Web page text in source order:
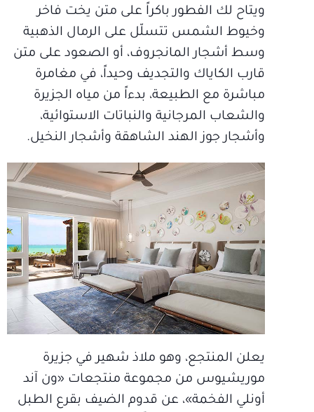
ويتاح لك الفطور باكراً على متن يخت فاخر
وخيوط الشمس تتسلّل على الرمال الذهبية
وسط أشجار المانجروف، أو الصعود على متن
قارب الكاياك والتجديف وحيداً، في مغامرة
مباشرة مع الطبيعة، بدءاً من مياه الجزيرة
والشعاب المرجانية والنباتات الاستوائية،
وأشجار جوز الهند الشاهقة وأشجار النخيل.
يعلن المنتجع، وهو ملاذ شهير في جزيرة
موريشيوس من مجموعة منتجعات «ون آند
أونلي الفخمة»، عن قدوم الضيف بقرع الطبل